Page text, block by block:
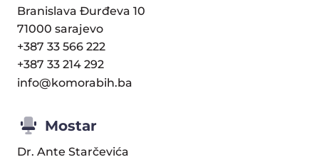
Branislava Đurđeva 10
71000 sarajevo
+387 33 566 222
+387 33 214 292
info@komorabih.ba
Mostar
Dr. Ante Starčevića